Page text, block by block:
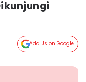
Add Us on Google